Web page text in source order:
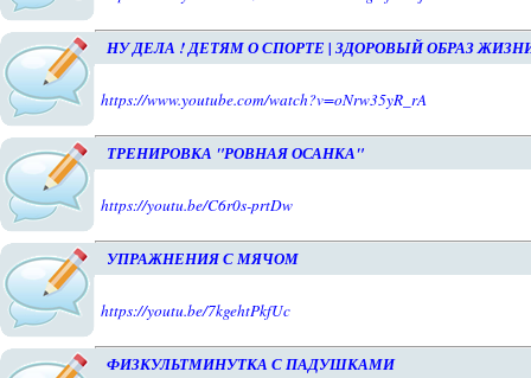
НУ ДЕЛА ! ДЕТЯМ О СПОРТЕ | ЗДОРОВЫЙ ОБРАЗ
https://www.youtube.com/watch?v=oNrw35yR_rA
ТРЕНИРОВКА "РОВНАЯ ОСАНКА"
https://youtu.be/C6r0s-prtDw
УПРАЖНЕНИЯ С МЯЧОМ
https://youtu.be/7kgehtPkfUc
ФИЗКУЛЬТМИНУТКА С ПАДУШКАМИ